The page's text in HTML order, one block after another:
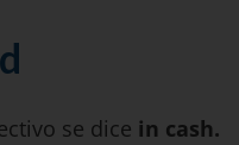
se dice in cash.